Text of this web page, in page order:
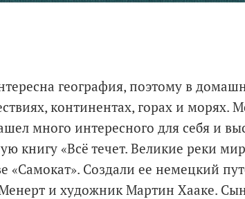
география, поэтому в
континентах, горах и морях.
много интересного для себя и
книгу «Всё течет. Великие реки
«Самокат». Создали ее немецкий
и художник Мартин Хааке.